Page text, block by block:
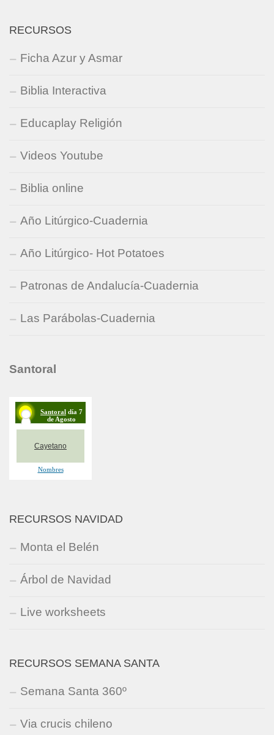
RECURSOS
Ficha Azur y Asmar
Biblia Interactiva
Educaplay Religión
Videos Youtube
Biblia online
Año Litúrgico-Cuadernia
Año Litúrgico- Hot Potatoes
Patronas de Andalucía-Cuadernia
Las Parábolas-Cuadernia
Santoral
RECURSOS NAVIDAD
Monta el Belén
Árbol de Navidad
Live worksheets
RECURSOS SEMANA SANTA
Semana Santa 360º
Via crucis chileno